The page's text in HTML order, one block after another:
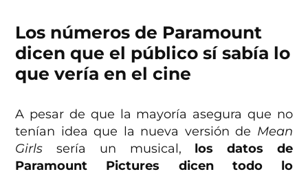
Los números de Paramount
dicen que el público sí sabía lo
que vería en el cine
A pesar de que la mayoría asegura que no
tenían idea que la nueva versión de Mean
Girls sería un musical, los datos de
Paramount Pictures dicen todo lo